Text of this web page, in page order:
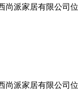
派家居有限公司
派家居有限公司